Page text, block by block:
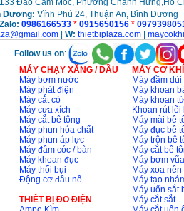
Đào Cam Mộc, Phường Chánh Hưng,Hồ
Dương: Vĩnh Phú 24, Thuận An, Bình Dương
0986166533 * 0915650156*
| W: thietbiplaza.com|
Follow us on:
MÁY CHẠY XĂNG / DẦU
Máy bơm nước
Máy phát điện
Máy cắt cỏ
Máy cưa xích
Máy cắt bê tông
Máy phun hóa chất
Máy phun áp lực
Máy đầm cóc / bàn
Máy khoan đục
Máy thổi bụi
Động cơ đầu nổ
THIÊT BỊ ĐO ĐIỆN
MÁY CƠ
Máy đầm dùi
Máy khoan
Máy khoan từ
Khoan rút lõi
Máy mài bê
Máy đục bê
Máy trộn bê
Máy cắt bê
Máy bơm
Máy xoa nền
Máy tạo
Máy uốn sắt
Máy cắt sắt